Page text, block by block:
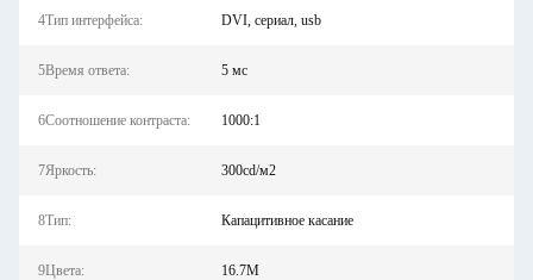
4Тип интерфейса: DVI, сериал, usb
5Время ответа: 5 мс
6Соотношение контраста: 1000:1
7Яркость: 300cd/м2
8Тип: Капацитивное касание
9Цвета: 16.7M